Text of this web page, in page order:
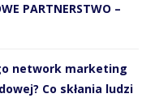
PARTNERSTWO –
network marketing
Co skłania ludzi